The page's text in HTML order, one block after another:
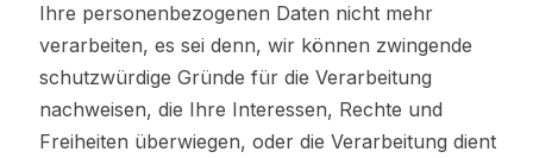
Ihre personenbezogenen Daten nicht mehr
verarbeiten, es sei denn, wir können zwingende
schutzwürdige Gründe für die Verarbeitung
nachweisen, die Ihre Interessen, Rechte und
Freiheiten überwiegen, oder die Verarbeitung dient